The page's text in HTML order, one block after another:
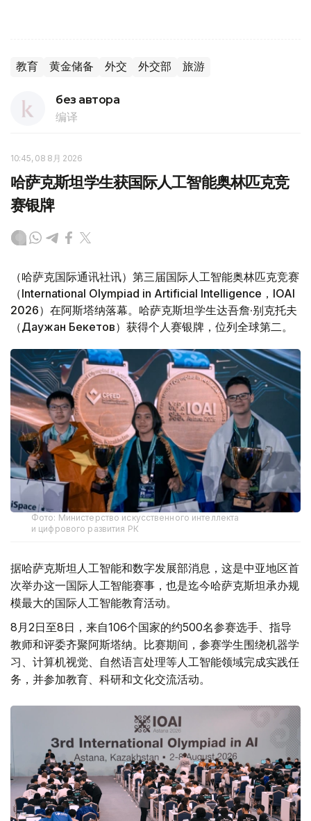
教育 黄金储备 外交 外交部 旅游
без автора
编译
10:45, 08 8月 2026
哈萨克斯坦学生获国际人工智能奥林匹克竞
赛银牌
（哈萨克国际通讯社讯）第三届国际人工智能奥林匹克竞赛
（International Olympiad in Artificial Intelligence，IOAI
2026）在阿斯塔纳落幕。哈萨克斯坦学生达吾詹·别克托夫
（Даужан Бекетов）获得个人赛银牌，位列全球第二。
Фото: Министерство искусственного интеллекта
и цифрового развития РК
据哈萨克斯坦人工智能和数字发展部消息，这是中亚地区首
次举办这一国际人工智能赛事，也是迄今哈萨克斯坦承办规
模最大的国际人工智能教育活动。
8月2日至8日，来自106个国家的约500名参赛选手、指导
教师和评委齐聚阿斯塔纳。比赛期间，参赛学生围绕机器学
习、计算机视觉、自然语言处理等人工智能领域完成实践任
务，并参加教育、科研和文化交流活动。